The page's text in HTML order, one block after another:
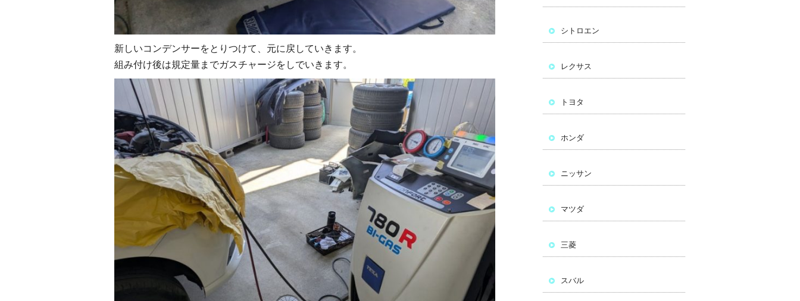
新しいコンデンサーをとりつけて、元に戻していきます。
組み付け後は規定量までガスチャージをしでいきます。
シトロエン
レクサス
トヨタ
ホンダ
ニッサン
マツダ
三菱
スバル